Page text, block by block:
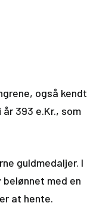
også kendt
393 e.Kr., som
guldmedaljer. I
med en
at hente.